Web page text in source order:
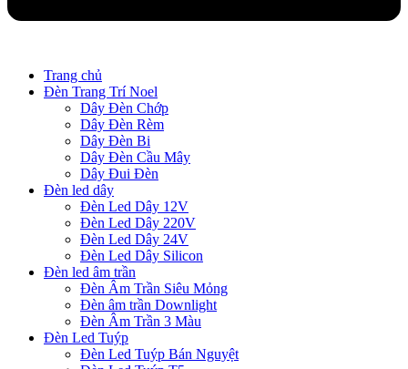
Trang chủ
Đèn Trang Trí Noel
Dây Đèn Chớp
Dây Đèn Rèm
Dây Đèn Bi
Dây Đèn Cầu Mây
Dây Đui Đèn
Đèn led dây
Đèn Led Dây 12V
Đèn Led Dây 220V
Đèn Led Dây 24V
Đèn Led Dây Silicon
Đèn led âm trần
Đèn Âm Trần Siêu Mỏng
Đèn âm trần Downlight
Đèn Âm Trần 3 Màu
Đèn Led Tuýp
Đèn Led Tuýp Bán Nguyệt